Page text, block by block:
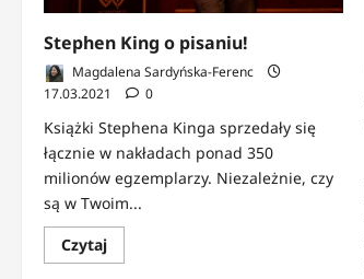
Stephen King o pisaniu!
Magdalena Sardyńska-Ferenc
17.03.2021
0
Książki Stephena Kinga sprzedały się
łącznie w nakładach ponad 350
milionów egzemplarzy. Niezależnie, czy
są w Twoim...
CzytajDowiedz
się